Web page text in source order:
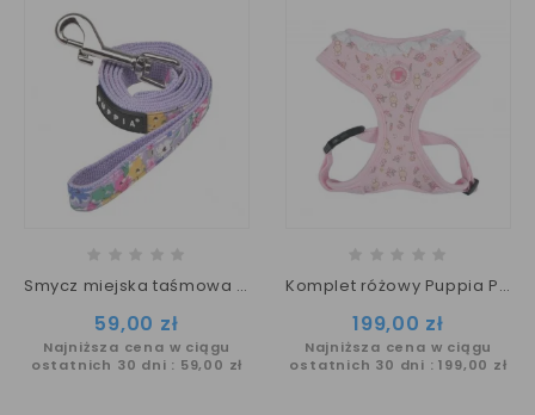
Smycz miejska taśmowa LITA EVANTHE PUPPIA
Cena
59,00 zł
Najniższa cena w ciągu
ostatnich 30 dni : 59,00 zł
Komplet różowy Puppia Pinkaholic Amara szelki S + smycz
Cena
199,00 zł
Najniższa cena w ciągu
ostatnich 30 dni : 199,00 zł